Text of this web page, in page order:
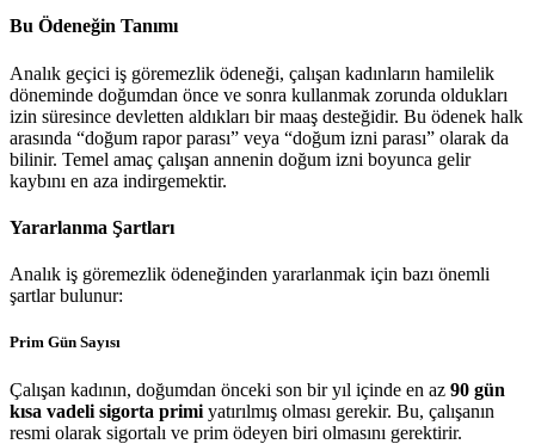
Bu Ödeneğin Tanımı
Analık geçici iş göremezlik ödeneği, çalışan kadınların hamilelik
döneminde doğumdan önce ve sonra kullanmak zorunda oldukları
izin süresince devletten aldıkları bir maaş desteğidir. Bu ödenek halk
arasında “doğum rapor parası” veya “doğum izni parası” olarak da
bilinir. Temel amaç çalışan annenin doğum izni boyunca gelir
kaybını en aza indirgemektir.
Yararlanma Şartları
Analık iş göremezlik ödeneğinden yararlanmak için bazı önemli
şartlar bulunur:
Prim Gün Sayısı
Çalışan kadının, doğumdan önceki son bir yıl içinde en az 90 gün
kısa vadeli sigorta primi yatırılmış olması gerekir. Bu, çalışanın
resmi olarak sigortalı ve prim ödeyen biri olmasını gerektirir.